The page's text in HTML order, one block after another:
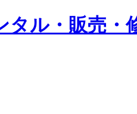
タル・販売・